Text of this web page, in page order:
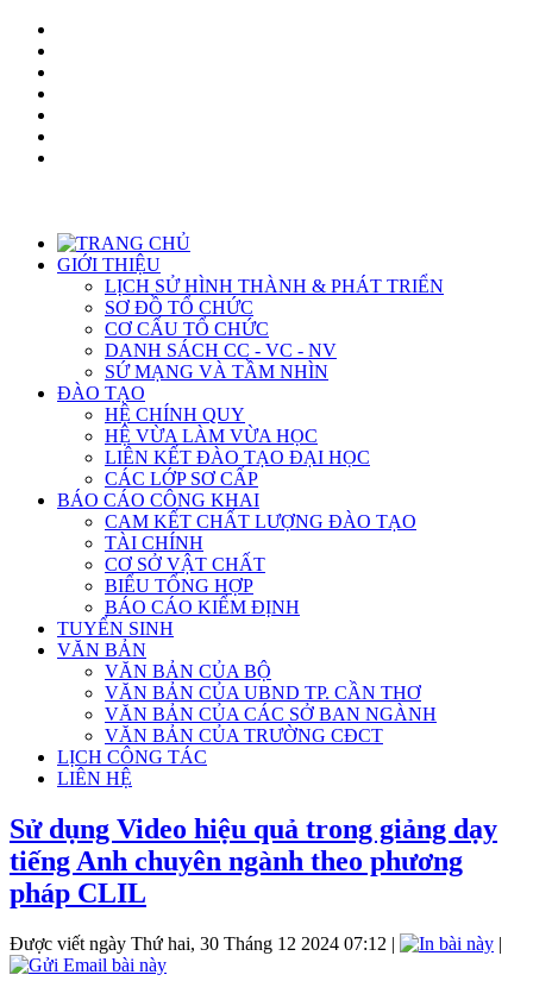
GIỚI THIỆU
LỊCH SỬ HÌNH THÀNH & PHÁT TRIỂN
SƠ ĐỒ TỔ CHỨC
CƠ CẤU TỔ CHỨC
DANH SÁCH CC - VC - NV
SỨ MẠNG VÀ TẦM NHÌN
ĐÀO TẠO
HỆ CHÍNH QUY
HỆ VỪA LÀM VỪA HỌC
LIÊN KẾT ĐÀO TẠO ĐẠI HỌC
CÁC LỚP SƠ CẤP
BÁO CÁO CÔNG KHAI
CAM KẾT CHẤT LƯỢNG ĐÀO TẠO
TÀI CHÍNH
CƠ SỞ VẬT CHẤT
BIỂU TỔNG HỢP
BÁO CÁO KIỂM ĐỊNH
TUYỂN SINH
VĂN BẢN
VĂN BẢN CỦA BỘ
VĂN BẢN CỦA UBND TP. CẦN THƠ
VĂN BẢN CỦA CÁC SỞ BAN NGÀNH
VĂN BẢN CỦA TRƯỜNG CĐCT
LỊCH CÔNG TÁC
LIÊN HỆ
Sử dụng Video hiệu quả trong giảng dạy
tiếng Anh chuyên ngành theo phương
pháp CLIL
Được viết ngày Thứ hai, 30 Tháng 12 2024 07:12 | |